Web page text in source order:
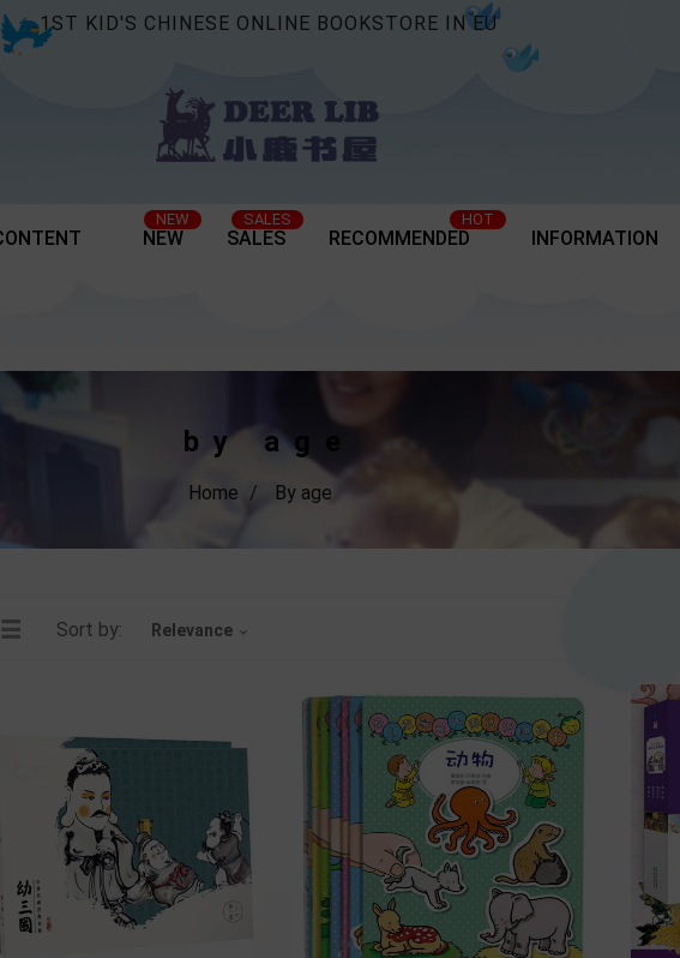
1ST KID'S CHINESE ONLINE BOOKSTORE IN EU
NEW
NEW
SALES
SALES
RECOMMENDED
HOT
INFORMATION
by age
Home By age
Sort by: Relevance 